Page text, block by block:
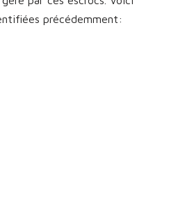
précédemment: